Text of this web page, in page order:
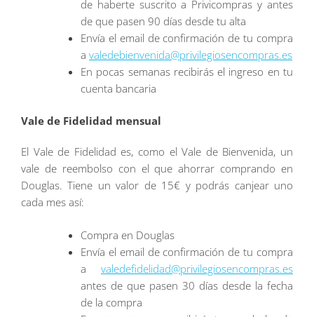
de haberte suscrito a Privicompras y antes
de que pasen 90 días desde tu alta
Envía el email de confirmación de tu compra
a valedebienvenida@privilegiosencompras.es
En pocas semanas recibirás el ingreso en tu
cuenta bancaria
Vale de Fidelidad mensual
El Vale de Fidelidad es, como el Vale de Bienvenida, un
vale de reembolso con el que ahorrar comprando en
Douglas. Tiene un valor de 15€ y podrás canjear uno
cada mes así:
Compra en Douglas
Envía el email de confirmación de tu compra
a valedefidelidad@privilegiosencompras.es
antes de que pasen 30 días desde la fecha
de la compra